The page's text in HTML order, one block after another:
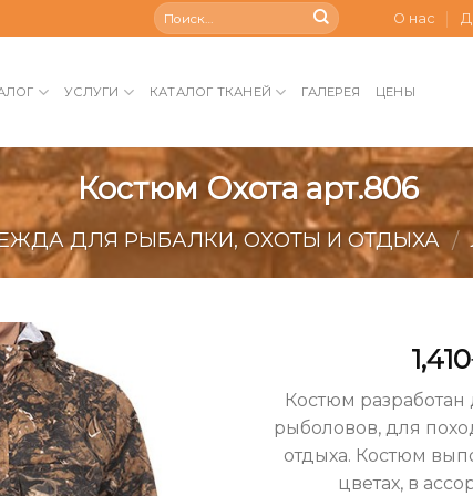
О нас
УСЛУГИ КАТАЛОГ ТКАНЕЙ ГАЛЕРЕЯ ЦЕНЫ
Костюм Охота арт.806
ДЛЯ РЫБАЛКИ, ОХОТЫ И ОТДЫХА /
1,410
Костюм разработан
рыболовов, для
отдыха. Костюм
цветах, в